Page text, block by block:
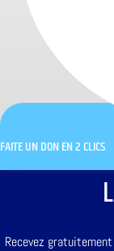
FAITE UN DON EN 2 CLICS
Recevez